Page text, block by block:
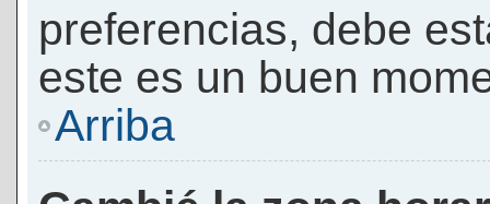
preferencias, debe
este es un buen
Arriba